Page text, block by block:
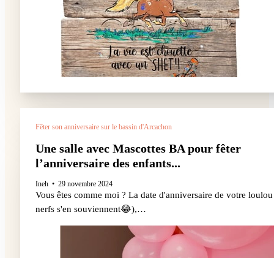
Fêter son anniversaire sur le bassin d'Arcachon
Une salle avec Mascottes BA pour fêter
l’anniversaire des enfants...
Ineh 29 novembre 2024
Vous êtes comme moi ? La date d'anniversaire de votre
nerfs s'en souviennent😂),…